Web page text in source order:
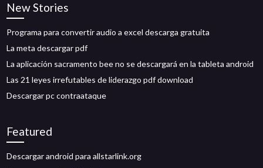
New Stories
Programa para convertir audio a excel descarga gratuita
La meta descargar pdf
La aplicación sacramento bee no se descargará en la tableta android
Las 21 leyes irrefutables de liderazgo pdf download
Descargar pc contraataque
Featured
Descargar android para allstarlink.org